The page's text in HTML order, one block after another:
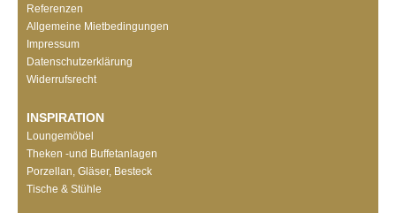
Referenzen
Allgemeine Mietbedingungen
Impressum
Datenschutzerklärung
Widerrufsrecht
INSPIRATION
Loungemöbel
Theken -und Buffetanlagen
Porzellan, Gläser, Besteck
Tische & Stühle